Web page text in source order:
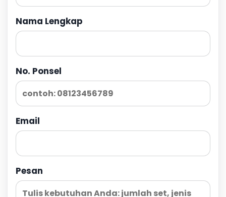
Nama Lengkap
No. Ponsel
Email
Pesan